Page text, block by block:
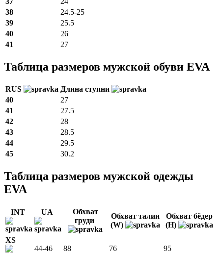
38
24.5-25
39
25.5
40
26
41
27
Таблица размеров мужской обуви EVA
RUS
Длина ступни
40
27
41
27.5
42
28
43
28.5
44
29.5
45
30.2
Таблица размеров мужской одежды
EVA
INT UA
Обхват
груди
Обхват талии
(W)
Обхват бёдер
(H)
XS
44-46
88 76 95